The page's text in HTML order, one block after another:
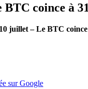
coince à
juillet – Le BTC coince
sur Google